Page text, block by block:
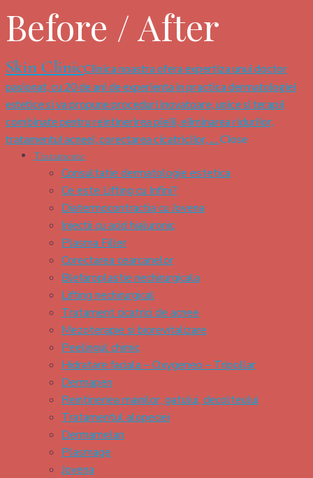
Before / After
Skin ClinicClinica noastra ofera expertiza unui doctor
pasionat, cu 20 de ani de experienta in practica dermatologiei
estetice si va propune proceduri inovatoare, unice si terapii
combinate pentru reintinerirea pielii, eliminarea ridurilor,
tratamentul acneei, corectarea cicatricilor, …
Close
Tratamente
Consultatie dermatologie estetica
Ce este Lifting cu Infini?
Diatermocontractia cu Jovena
Injectii cu acid hialuronic
Plasma Filler
Corectarea cearcanelor
Blefaroplastie nechirurgicala
Lifting nechirurgical
Tratament cicatrici de acnee
Mezoterapie si biorevitalizare
Peelingul chimic
Hidratare faciala – Oxygeneo – Tripollar
Dermapen
Reintineriea mainilor, gatului, decolteului
Tratamentul alopeciei
Dermamelan
Plasmage
Jovena